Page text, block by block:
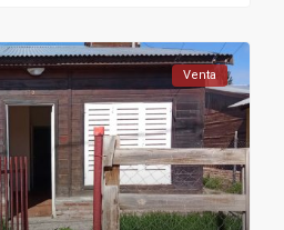
Venta